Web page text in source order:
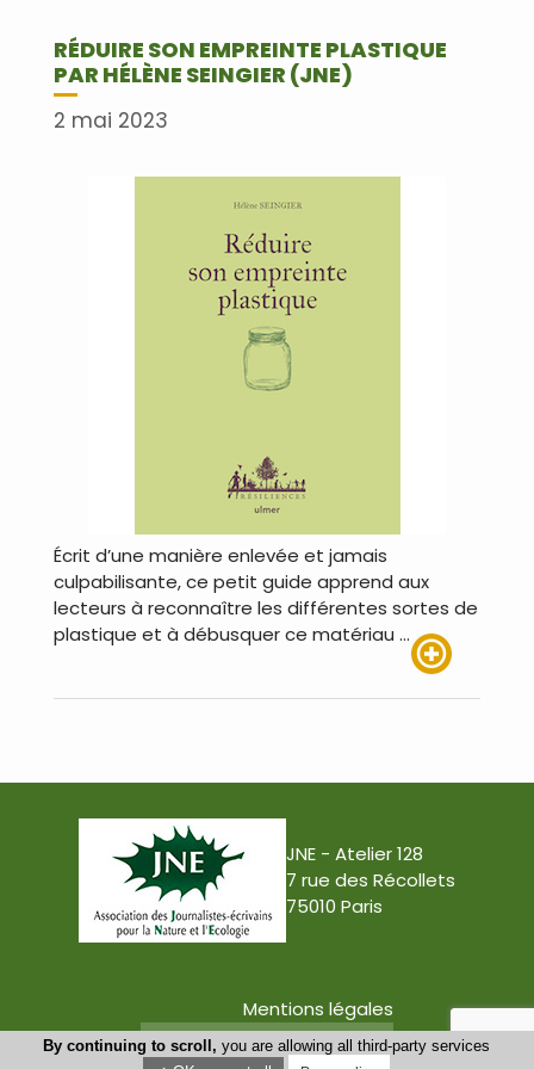
RÉDUIRE SON EMPREINTE PLASTIQUE
PAR HÉLÈNE SEINGIER (JNE)
2 mai 2023
Écrit d’une manière enlevée et jamais
culpabilisante, ce petit guide apprend aux
lecteurs à reconnaître les différentes sortes de
plastique et à débusquer ce matériau …
JNE - Atelier 128
7 rue des Récollets
75010 Paris
Mentions légales
Conception : Tabula Rasa
By continuing to scroll, you are allowing all third-party services